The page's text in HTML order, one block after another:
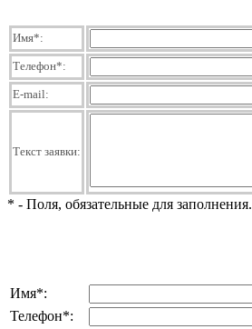
Имя*:
Телефон*:
E-mail:
Текст заявки:
* - Поля, обязательные для заполнения.
Имя*:
Телефон*: